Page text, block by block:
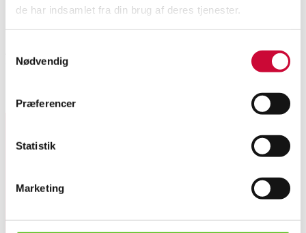
de har indsamlet fra din brug af deres tjenester.
Nødvendig
Præferencer
Statistik
Marketing
Men’s watches
4 Carly Rex men's watches. Collection samples. The watches do not work,
battery replacement is expected.
Sign up for our newsletter and receive news and offers